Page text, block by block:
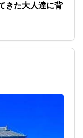
きた大人達に背